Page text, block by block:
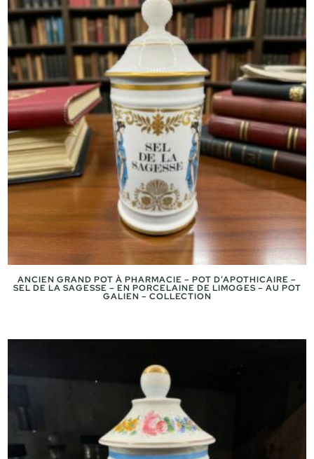
ANCIEN GRAND POT À PHARMACIE – POT D’APOTHICAIRE –
SEL DE LA SAGESSE – EN PORCELAINE DE LIMOGES – AU POT
GALIEN – COLLECTION